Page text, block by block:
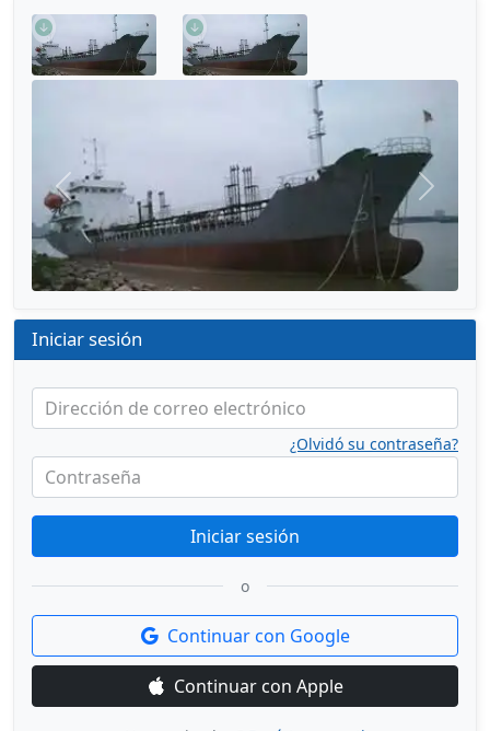
Anterior
Iniciar sesión
Dirección de correo electrónico
Contraseña
¿Olvidó su contraseña?
Iniciar sesión
o
Continuar con Google
Continuar con Apple